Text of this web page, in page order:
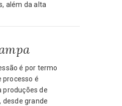
além da alta
é por termo
processo é
produções de
grande